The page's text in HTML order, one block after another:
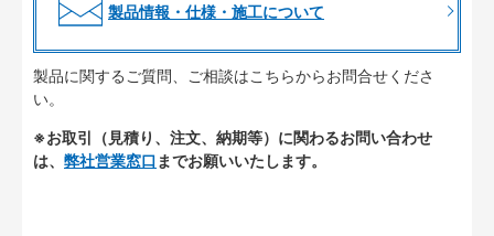
製品情報・仕様・施工について
製品に関するご質問、ご相談はこちらからお問合せくださ
い。
※お取引（見積り、注文、納期等）に関わるお問い合わせ
は、 弊社営業窓口 までお願いいたします。